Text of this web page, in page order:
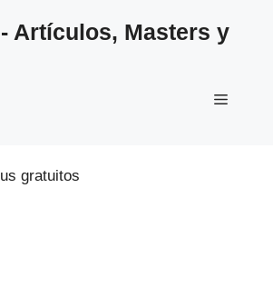
- Artículos, Masters y
Menú